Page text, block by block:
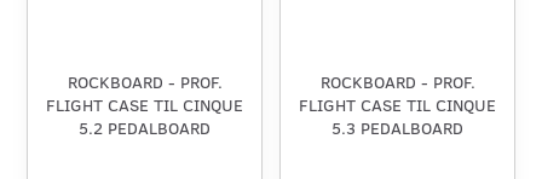
ROCKBOARD - PROF.
FLIGHT CASE TIL CINQUE
5.2 PEDALBOARD
ROCKBOARD - PROF.
FLIGHT CASE TIL CINQUE
5.3 PEDALBOARD